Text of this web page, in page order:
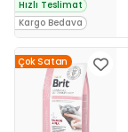
Hızlı Teslimat
Kargo Bedava
Çok Satan